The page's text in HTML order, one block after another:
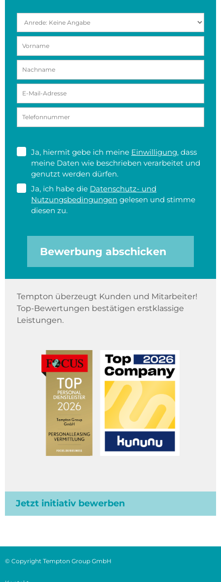
Ja, hiermit gebe ich meine Einwilligung, dass
meine Daten wie beschrieben verarbeitet und
genutzt werden dürfen.
Ja, ich habe die Datenschutz- und
Nutzungsbedingungen gelesen und stimme
diesen zu.
Bewerbung abschicken
Tempton überzeugt Kunden und Mitarbeiter!
Top-Bewertungen bestätigen erstklassige
Leistungen.
Jetzt initiativ bewerben
© Copyright Tempton Group GmbH